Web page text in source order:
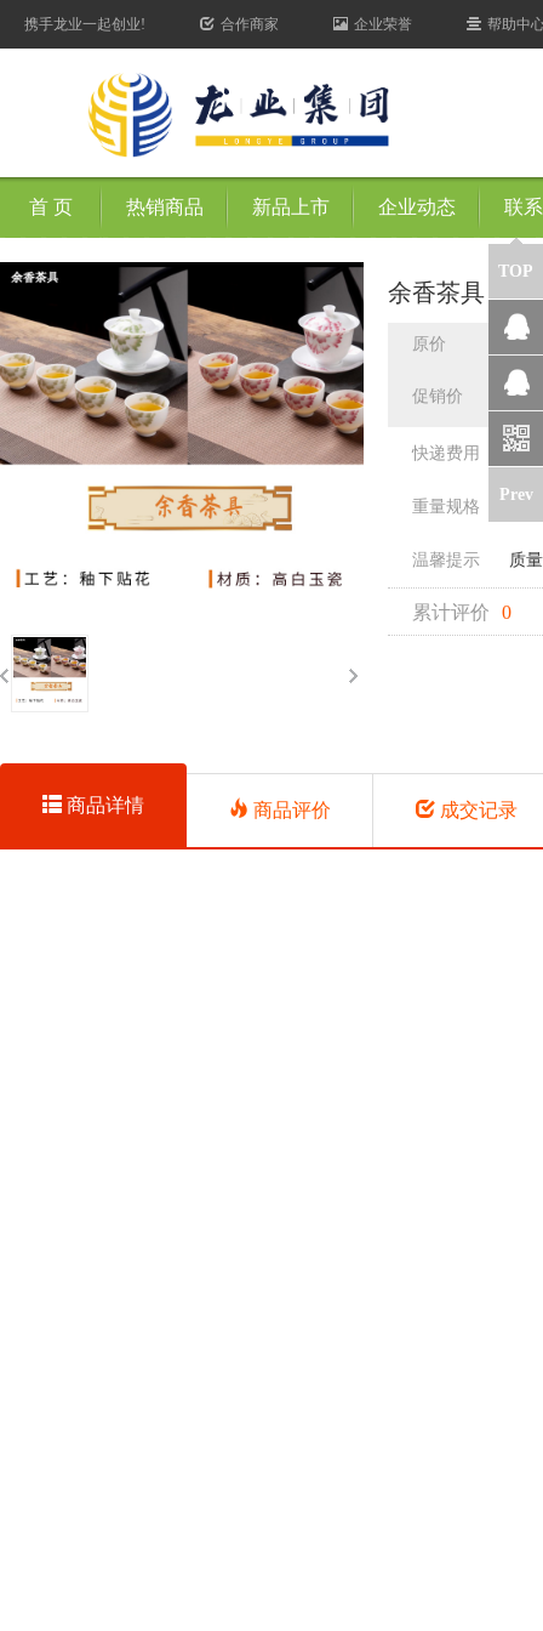
携手龙业一起创业! 合作商家 企业荣誉 帮助中
首 页 热销商品 新品上市 企业动态 联
TOP
QQ客
服
QQ客
服Prev
余香茶具
原价 260
促销价
快递费用 快
重量规格
温馨提示 质
累计评价 0
商品详情 商品评价 成交记录